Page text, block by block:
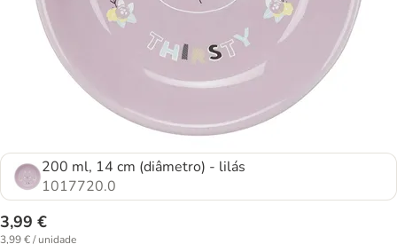
200 ml, 14 cm (diâmetro) - lilás
1017720.0
3,99 €
3,99 € / unidade